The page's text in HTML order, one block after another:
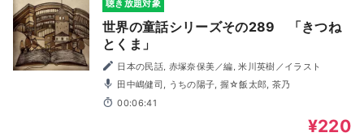
聴き放題対象
世界の童話シリーズその289 「きつね
とくま」
日本の民話, 赤塚奈保美／編, 米川英樹／イラスト
田中嶋健司, うちの陽子, 握☆飯太郎, 茶乃
00:06:41
¥220